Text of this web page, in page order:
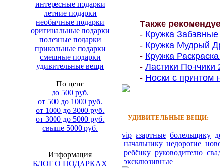
интересные подарки
летние подарки
необычные подарки
оригинальные подарки
полезные подарки
прикольные подарки
смешные подарки
удивительные вещи
По цене
до 500 руб.
от 500 до 1000 руб.
от 1000 до 3000 руб.
от 3000 до 5000 руб.
свыше 5000 руб.
Информация
БЛОГ О ПОДАРКАХ
Также
- Кружка Забавные
- Кружка Мудрый
- Кружка
- Ластики
- Носки с принтом
УДИВИТЕЛЬНЫЕ ВЕЩИ:
vip азартные болельщику
начальнику недорогие
ребёнку руководителю
эксклюзивные